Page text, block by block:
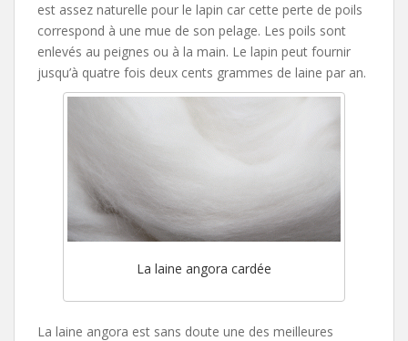
est assez naturelle pour le lapin car cette perte de poils
correspond à une mue de son pelage. Les poils sont
enlevés au peignes ou à la main. Le lapin peut fournir
jusqu’à quatre fois deux cents grammes de laine par an.
La laine angora cardée
La laine angora est sans doute une des meilleures